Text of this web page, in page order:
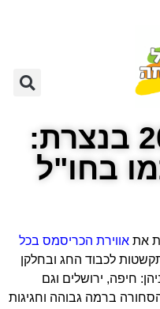
כריסמס 2024 בנצרת:
בחו"ל
את אווירת הכריסמס בכל
לכבוד החג ובחלקן
חיפה, ירושלים וגם
ברמה גבוהה וחגיגות